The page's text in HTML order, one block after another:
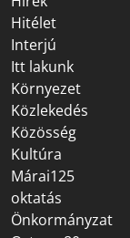
Hitélet
Interjú
Itt lakunk
Környezet
Közlekedés
Közösség
Kultúra
Márai125
oktatás
Önkormányzat